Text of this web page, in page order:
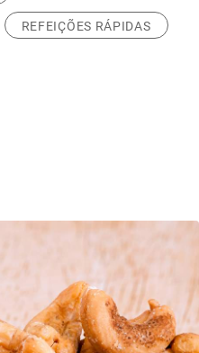
REFEIÇÕES RÁPIDAS